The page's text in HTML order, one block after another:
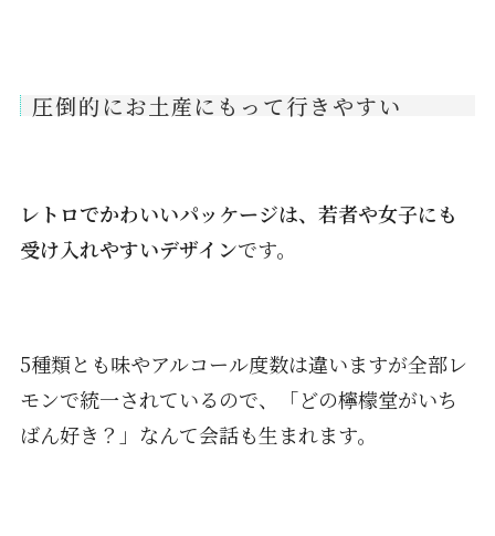
圧倒的にお土産にもって行きやすい
レトロでかわいいパッケージは、若者や女子にも
受け入れやすいデザインです。
5種類とも味やアルコール度数は違いますが全部レ
モンで統一されているので、「どの檸檬堂がいち
ばん好き？」なんて会話も生まれます。